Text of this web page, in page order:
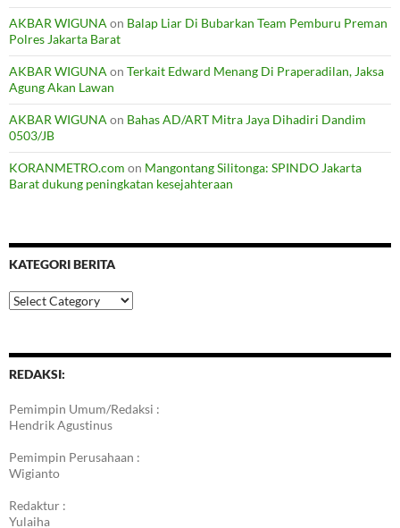
AKBAR WIGUNA on Balap Liar Di Bubarkan Team Pemburu Preman
Polres Jakarta Barat
AKBAR WIGUNA on Terkait Edward Menang Di Praperadilan, Jaksa
Agung Akan Lawan
AKBAR WIGUNA on Bahas AD/ART Mitra Jaya Dihadiri Dandim
0503/JB
KORANMETRO.com on Mangontang Silitonga: SPINDO Jakarta
Barat dukung peningkatan kesejahteraan
KATEGORI BERITA
Kategori
Berita
REDAKSI:
Pemimpin Umum/Redaksi :
Hendrik Agustinus
Pemimpin Perusahaan :
Wigianto
Redaktur :
Yulaiha